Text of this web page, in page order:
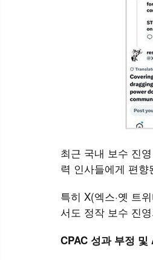
최근 국내 보수 진
력 인사들에게 편
특히 X(엑스·옛 트
서도 정작 보수 진
CPAC 성과 부정